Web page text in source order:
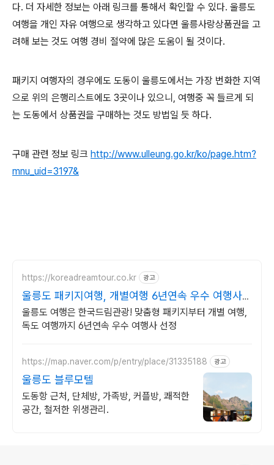
다. 더 자세한 정보는 아래 링크를 통해서 확인할 수 있다. 울릉도
여행을 개인 자유 여행으로 생각하고 있다면 울릉사랑상품권을 고
려해 보는 것도 여행 경비 절약에 많은 도움이 될 것이다.
패키지 여행자의 경우에도 도동이 울릉도에서는 가장 번화한 지역
으로 위의 은행리스트에도 3곳이나 있으니, 여행중 꼭 들르게 되
는 도동에서 상품권을 구매하는 것도 방법일 듯 하다.
구매 관련 정보 링크 http://www.ulleung.go.kr/ko/page.htm?
mnu_uid=3197&
https://koreadreamtour.co.kr 광고
울릉도 패키지여행, 개별여행 6년연속 우수 여행사
선정
울릉도 여행은 한국드림관광! 맞춤형 패키지부터 개별 여행,
독도 여행까지 6년연속 우수 여행사 선정
https://map.naver.com/p/entry/place/31335188 광고
울릉도 블루모텔
도동항 근처, 단체방, 가족방, 커플방, 쾌적한
공간, 철저한 위생관리.